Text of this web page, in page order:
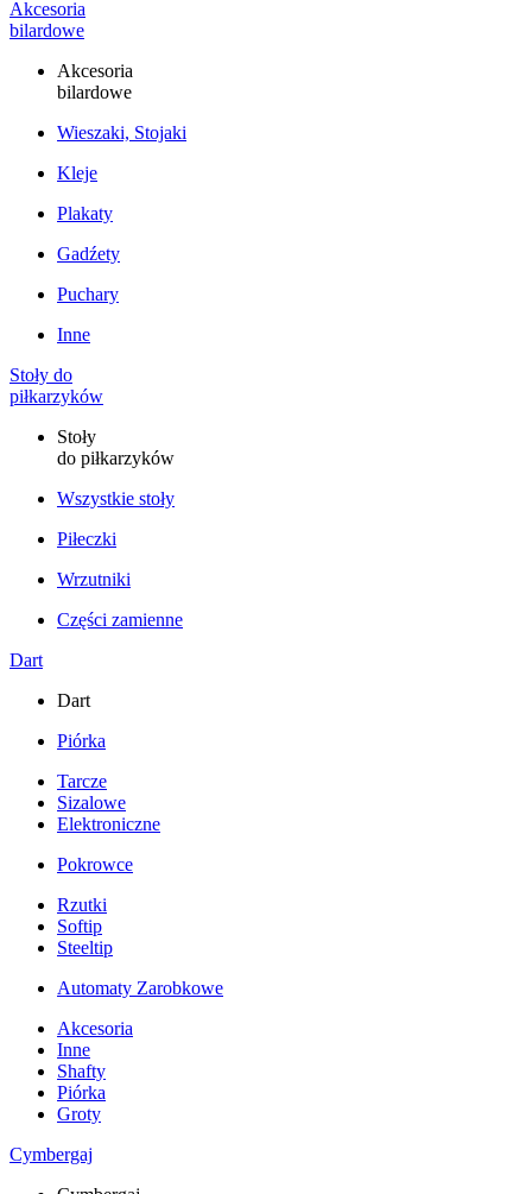
Akcesoria
bilardowe
Akcesoria
bilardowe
Wieszaki, Stojaki
Kleje
Plakaty
Gadźety
Puchary
Inne
Stoły do
piłkarzyków
Stoły
do piłkarzyków
Wszystkie stoły
Piłeczki
Wrzutniki
Części zamienne
Dart
Dart
Piórka
Tarcze
Sizalowe
Elektroniczne
Pokrowce
Rzutki
Softip
Steeltip
Automaty Zarobkowe
Akcesoria
Inne
Shafty
Piórka
Groty
Cymbergaj